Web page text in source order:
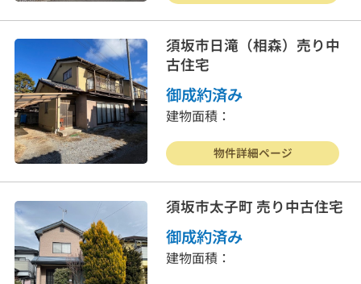
須坂市日滝（相森）売り中
古住宅
御成約済み
建物面積：
物件詳細ページ
須坂市太子町 売り中古住宅
御成約済み
建物面積：